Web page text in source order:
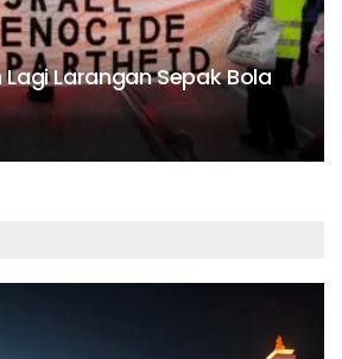
Larangan Sepak Bola